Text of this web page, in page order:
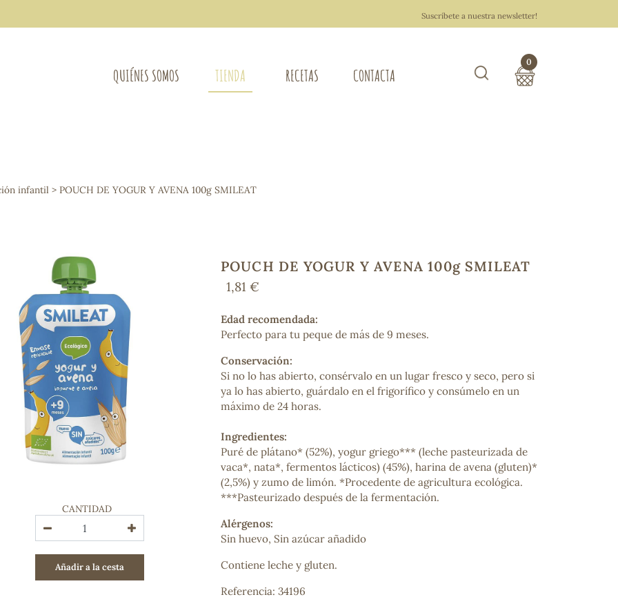
Suscríbete a nuestra newsletter!
QUIÉNES SOMOS TIENDA
Osteo-articular
Mujer
Control de peso
Extracto de plantas
Ácidos Grasos
Depurativos
Bienestar emocional
Jalea Real
Memoria
Hierro
Deporte
Digestivos
Circulatorio, colesterol y glucosa
Superalimentos
Proteína
Energía
COSMÉTICA E HIGIENE PERSONAL
Cremas, lociones y aceites corporales
Hombre
Higiene personal
Labiales
RECETAS CONTACTA
0
infantil > POUCH DE YOGUR Y AVENA 100g SMILEAT
CANTIDAD
Añadir a la cesta
POUCH DE YOGUR Y AVENA 100g SMILEAT
1,81 €
Edad recomendada:
Perfecto para tu peque de más de 9 meses.
Conservación:
Si no lo has abierto, consérvalo en un lugar fresco y seco, pero si
ya lo has abierto, guárdalo en el frigorífico y consúmelo en un
máximo de 24 horas.
Ingredientes:
Puré de plátano* (52%), yogur griego*** (leche pasteurizada de
vaca*, nata*, fermentos lácticos) (45%), harina de avena (gluten)*
(2,5%) y zumo de limón. *Procedente de agricultura ecológica.
***Pasteurizado después de la fermentación.
Alérgenos:
Sin huevo, Sin azúcar añadido
Contiene leche y gluten.
Referencia: 34196